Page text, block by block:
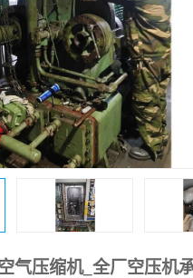
气压缩机_全厂空压机
离心机 库伯卡麦隆离
离心式压缩机
中冷耐高温
阿特拉斯
复盛FS-
机维修 CAMERON空